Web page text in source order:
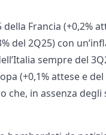
Francia (+0,2%
del 2Q25) con
sempre del
(+0,1% attese e
in assenza